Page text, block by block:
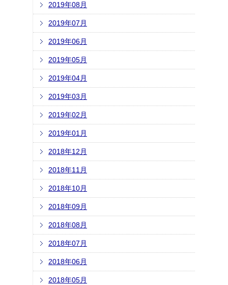
2019年08月
2019年07月
2019年06月
2019年05月
2019年04月
2019年03月
2019年02月
2019年01月
2018年12月
2018年11月
2018年10月
2018年09月
2018年08月
2018年07月
2018年06月
2018年05月